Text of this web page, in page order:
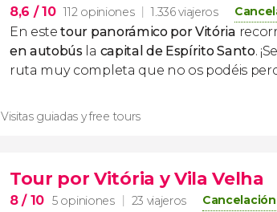
8,6 / 10 112 opiniones 1.336 viajeros
En estetour panorámico por Vitória
en autobúsla capital de Espírito Santo.
ruta muy completa que no os podéis
Visitas guiadas y free tours
Tour por Vitória y Vila Velha
8/ 10 5 opiniones 23 viajeros